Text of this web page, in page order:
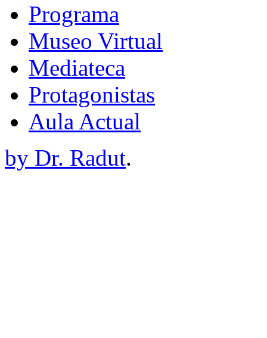
Programa
Museo Virtual
Mediateca
Protagonistas
Aula Actual
by Dr. Radut.